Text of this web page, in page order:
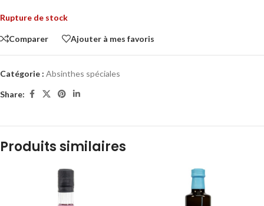
Rupture de stock
Comparer Ajouter à mes favoris
Catégorie : Absinthes spéciales
Share:
Produits similaires